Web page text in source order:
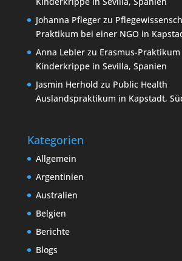
Johanna Pflegerzu
Praktikum bei einer NGO in
Anna Leblerzu Erasmus-
Kinderkrippe in Sevilla, Spanien
Jasmin Herhold zu Public Health
Auslandspraktikum in Kapstadt,
Kategorien
Allgemein
Argentinien
Australien
Belgien
Berichte
Blogs